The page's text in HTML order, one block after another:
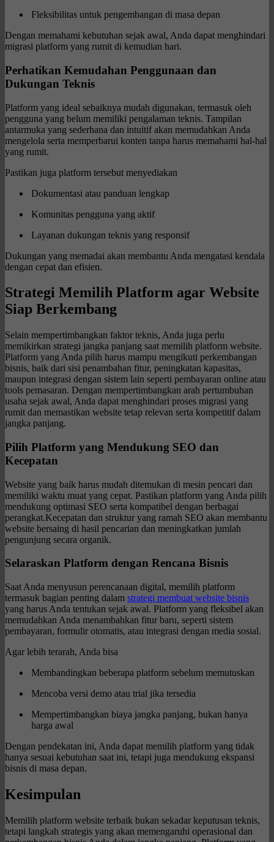
Fleksibilitas untuk pengembangan di masa depan
Dengan memahami kebutuhan sejak awal, Anda dapat menghindari
migrasi platform yang rumit di kemudian hari.
Perhatikan Kemudahan Penggunaan dan
Dukungan Teknis
Platform yang ideal sebaiknya mudah digunakan, termasuk oleh
pengguna yang belum memiliki pengalaman teknis. Tampilan
antarmuka yang sederhana dan intuitif akan memudahkan Anda
mengelola serta memperbarui konten tanpa harus memahami hal-hal
yang rumit.
Pastikan juga platform tersebut menyediakan
Dokumentasi atau panduan lengkap
Komunitas pengguna yang aktif
Layanan dukungan teknis yang responsif
Dukungan yang memadai akan membantu Anda mengatasi kendala
dengan cepat dan efisien.
Strategi Memilih Platform agar Website
Siap Berkembang
Selain mempertimbangkan faktor teknis, Anda juga perlu
memikirkan strategi jangka panjang saat memilih platform website.
Platform yang Anda pilih harus mampu mengikuti perkembangan
bisnis, baik dari sisi penambahan fitur, peningkatan kapasitas,
maupun integrasi dengan sistem lain seperti pembayaran online atau
tools pemasaran. Dengan mempertimbangkan arah pertumbuhan
usaha sejak awal, Anda dapat menghindari proses migrasi yang
rumit dan memastikan website tetap relevan serta kompetitif dalam
jangka panjang.
Pilih Platform yang Mendukung SEO dan
Kecepatan
Website yang baik harus mudah ditemukan di mesin pencari dan
memiliki waktu muat yang cepat. Pastikan platform yang Anda pilih
mendukung optimasi SEO serta kompatibel dengan berbagai
perangkat.Kecepatan dan struktur yang ramah SEO akan membantu
website bersaing di hasil pencarian dan meningkatkan jumlah
pengunjung secara organik.
Selaraskan Platform dengan Rencana Bisnis
Saat Anda menyusun perencanaan digital, memilih platform
termasuk bagian penting dalam strategi membuat website bisnis
yang harus Anda tentukan sejak awal. Platform yang fleksibel akan
memudahkan Anda menambahkan fitur baru, seperti sistem
pembayaran, formulir otomatis, atau integrasi dengan media sosial.
Agar lebih terarah, Anda bisa
Membandingkan beberapa platform sebelum memutuskan
Mencoba versi demo atau trial jika tersedia
Mempertimbangkan biaya jangka panjang, bukan hanya
harga awal
Dengan pendekatan ini, Anda dapat memilih platform yang tidak
hanya sesuai kebutuhan saat ini, tetapi juga mendukung ekspansi
bisnis di masa depan.
Kesimpulan
Memilih platform website terbaik bukan sekadar keputusan teknis,
tetapi langkah strategis yang akan memengaruhi operasional dan